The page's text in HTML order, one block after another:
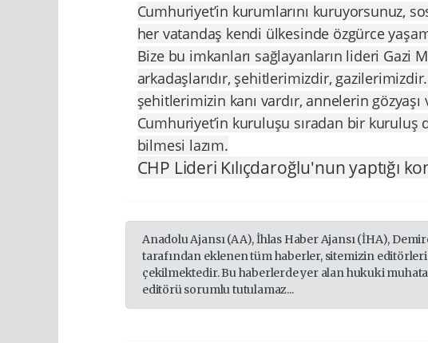
Cumhuriyet’in kurumlarını kuruyorsunuz,
her vatandaş kendi ülkesinde özgürce
Bize bu imkanları sağlayanların lideri Gazi
arkadaşlarıdır, şehitlerimizdir,
şehitlerimizin kanı vardır, annelerin
Cumhuriyet’in kuruluşu sıradan bir
bilmesi lazım.
CHP Lideri Kılıçdaroğlu'nun yaptığı
Anadolu Ajansı (AA), İhlas Haber Ajansı (İHA),
tarafından eklenen tüm haberler, sitemizin
çekilmektedir. Bu haberlerde yer alan hukuki
editörü sorumlu tutulamaz...